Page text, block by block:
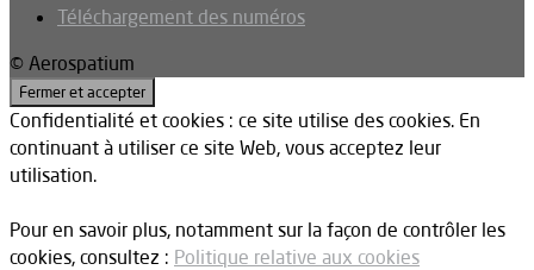
Téléchargement des numéros
© Aerospatium
Confidentialité et cookies : ce site utilise des cookies. En
continuant à utiliser ce site Web, vous acceptez leur
utilisation.
Pour en savoir plus, notamment sur la façon de contrôler les
cookies, consultez : Politique relative aux cookies